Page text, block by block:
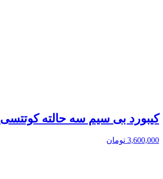
کیبورد بی سیم سه حالته کوتتسی Coteetci Three-mode wireless keyboard 84007
3,600,000 تومان